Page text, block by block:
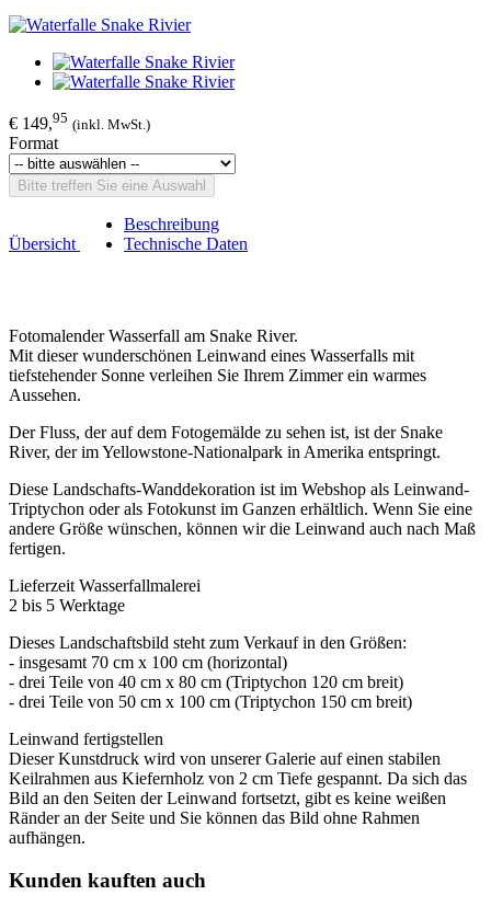
€ 149,95 (inkl. MwSt.)
Format
Bitte treffen Sie eine Auswahl
Übersicht
Beschreibung
Technische Daten
Fotomalender Wasserfall am Snake River.
Mit dieser wunderschönen Leinwand eines Wasserfalls mit
tiefstehender Sonne verleihen Sie Ihrem Zimmer ein warmes
Aussehen.
Der Fluss, der auf dem Fotogemälde zu sehen ist, ist der Snake
River, der im Yellowstone-Nationalpark in Amerika entspringt.
Diese Landschafts-Wanddekoration ist im Webshop als Leinwand-
Triptychon oder als Fotokunst im Ganzen erhältlich. Wenn Sie eine
andere Größe wünschen, können wir die Leinwand auch nach Maß
fertigen.
Lieferzeit Wasserfallmalerei
2 bis 5 Werktage
Dieses Landschaftsbild steht zum Verkauf in den Größen:
- insgesamt 70 cm x 100 cm (horizontal)
- drei Teile von 40 cm x 80 cm (Triptychon 120 cm breit)
- drei Teile von 50 cm x 100 cm (Triptychon 150 cm breit)
Leinwand fertigstellen
Dieser Kunstdruck wird von unserer Galerie auf einen stabilen
Keilrahmen aus Kiefernholz von 2 cm Tiefe gespannt. Da sich das
Bild an den Seiten der Leinwand fortsetzt, gibt es keine weißen
Ränder an der Seite und Sie können das Bild ohne Rahmen
aufhängen.
Kunden kauften auch